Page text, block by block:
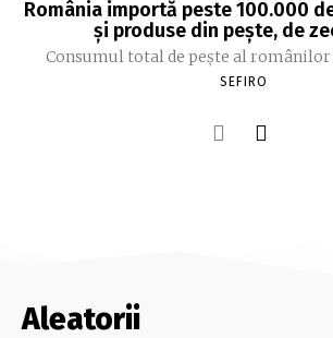
România importă peste 100.000
şi produse din peşte, de
Consumul total de peşte al ro­mâ­nilor
SEFIRO
Aleatorii